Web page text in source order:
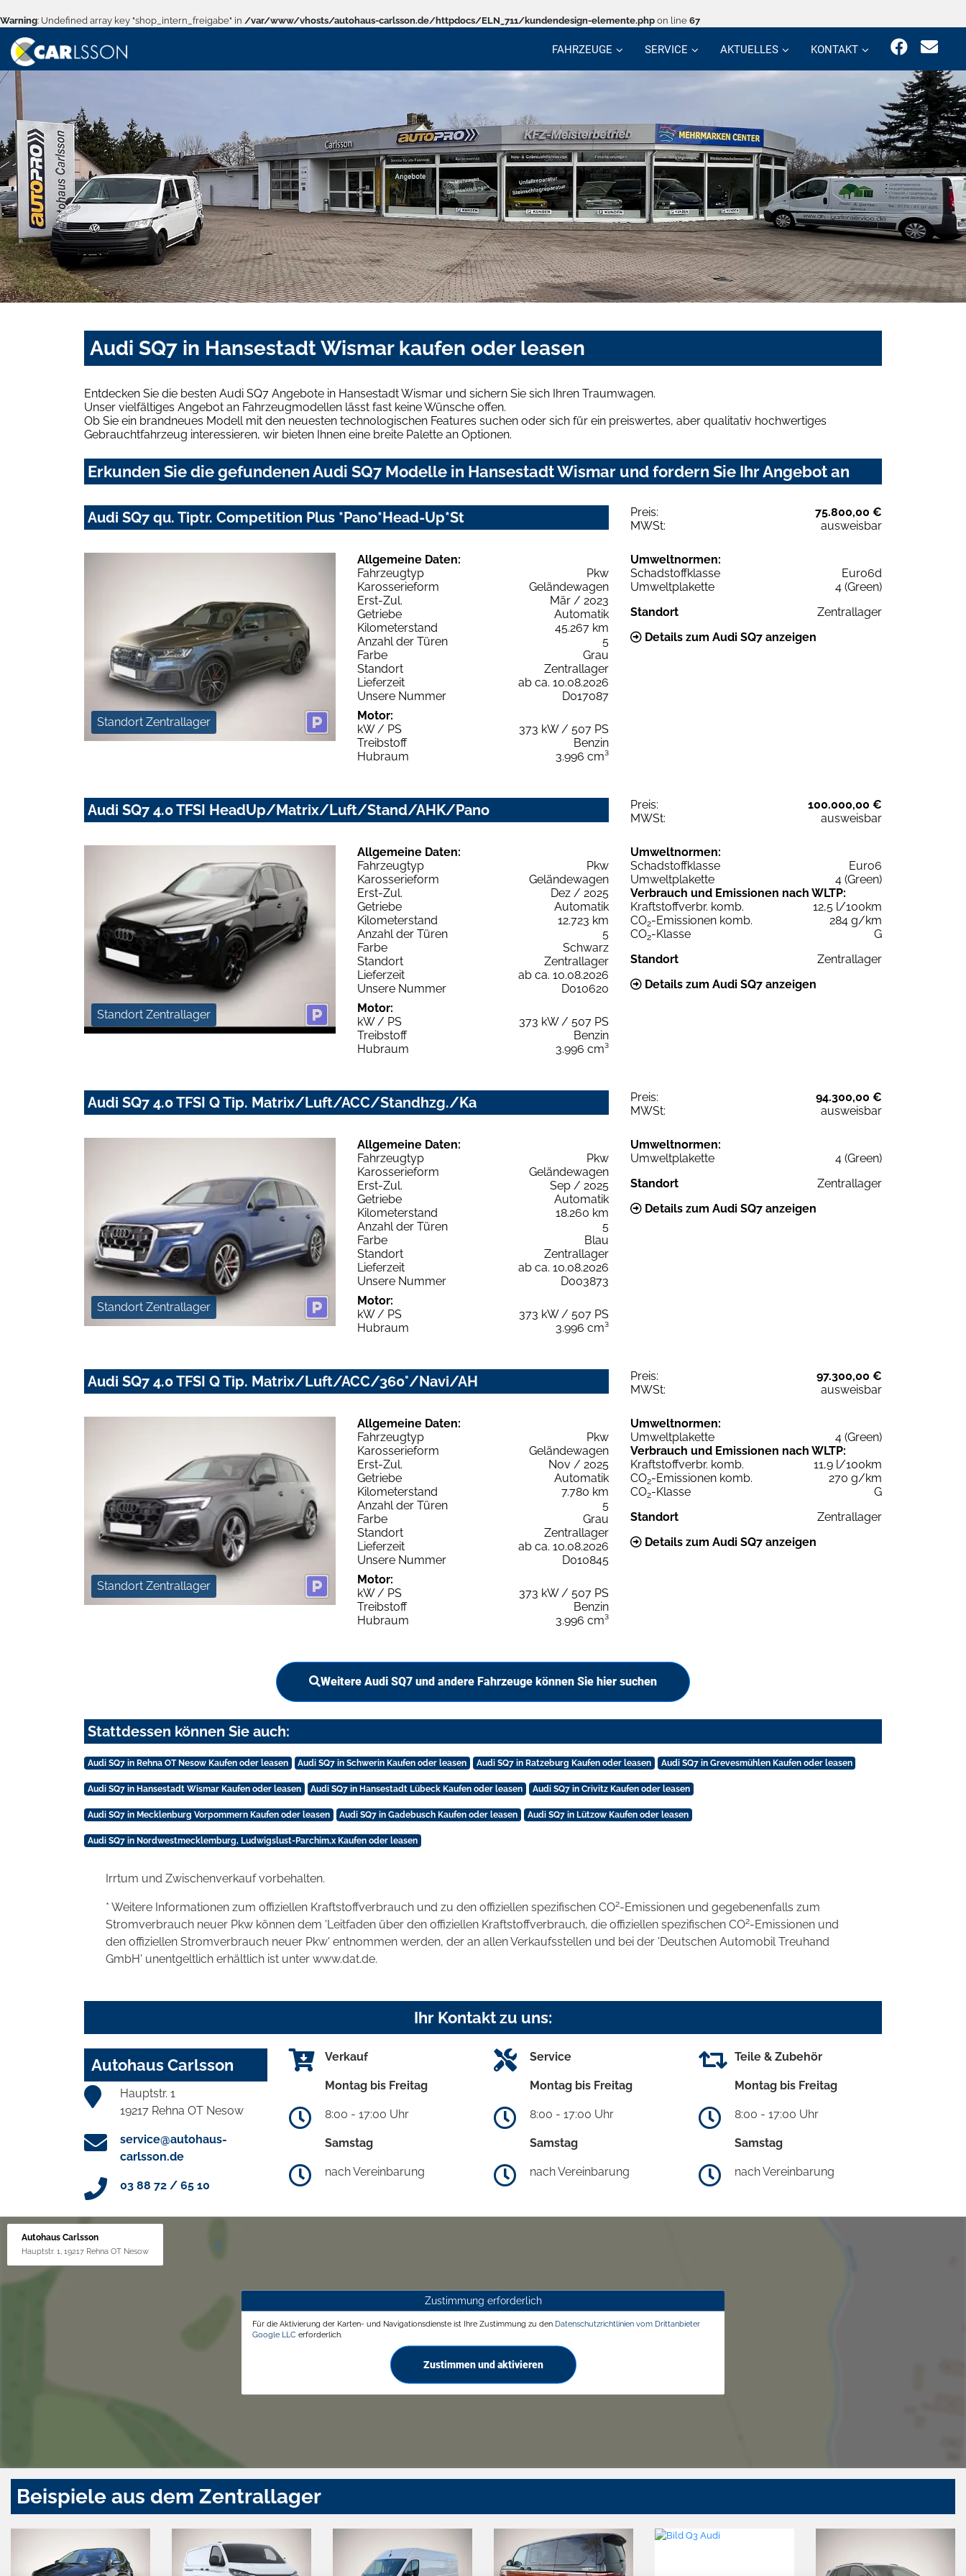
Warning: Undefined array key "shop_intern_freigabe" in /var/www/vhosts/autohaus-carlsson.de/httpdocs/ELN_711/kundendesign-elemente.php on line 67
FAHRZEUGE SERVICE AKTUELLES KONTAKT
Audi SQ7 in Hansestadt Wismar kaufen oder leasen
Entdecken Sie die besten Audi SQ7 Angebote in Hansestadt Wismar und sichern Sie sich Ihren Traumwagen.
Unser vielfältiges Angebot an Fahrzeugmodellen lässt fast keine Wünsche offen.
Ob Sie ein brandneues Modell mit den neuesten technologischen Features suchen oder sich für ein preiswertes, aber qualitativ hochwertiges
Gebrauchtfahrzeug interessieren, wir bieten Ihnen eine breite Palette an Optionen.
Erkunden Sie die gefundenen Audi SQ7 Modelle in Hansestadt Wismar und fordern Sie Ihr Angebot an
Audi SQ7 qu. Tiptr. Competition Plus *Pano*Head-Up*St Preis:
75.800,00 €
MWSt:
ausweisbar
Standort Zentrallager
Allgemeine Daten:
Fahrzeugtyp
Pkw
Karosserieform
Geländewagen
Erst-Zul.
Mär / 2023
Getriebe
Automatik
Kilometerstand
45.267 km
Anzahl der Türen
5
Farbe
Grau
Standort
Zentrallager
Lieferzeit
ab ca. 10.08.2026
Unsere Nummer
D017087
Motor:
kW / PS
373 kW / 507 PS
Treibstoff
Benzin
Hubraum
3.996 cm³
Umweltnormen:
Schadstoffklasse
Euro6d
Umweltplakette
4 (Green)
Standort
Zentrallager
Details zum Audi SQ7 anzeigen
Audi SQ7 4.0 TFSI HeadUp/Matrix/Luft/Stand/AHK/Pano Preis:
100.000,00 €
MWSt:
ausweisbar
Standort Zentrallager
Allgemeine Daten:
Fahrzeugtyp
Pkw
Karosserieform
Geländewagen
Erst-Zul.
Dez / 2025
Getriebe
Automatik
Kilometerstand
12.723 km
Anzahl der Türen
5
Farbe
Schwarz
Standort
Zentrallager
Lieferzeit
ab ca. 10.08.2026
Unsere Nummer
D010620
Motor:
kW / PS
373 kW / 507 PS
Treibstoff
Benzin
Hubraum
3.996 cm³
Umweltnormen:
Schadstoffklasse
Euro6
Umweltplakette
4 (Green)
Verbrauch und Emissionen nach WLTP:
Kraftstoffverbr. komb.
12,5 l/100km
CO2-Emissionen komb.
284 g/km
CO2-Klasse
G
Standort
Zentrallager
Details zum Audi SQ7 anzeigen
Audi SQ7 4.0 TFSI Q Tip. Matrix/Luft/ACC/Standhzg./Ka Preis:
94.300,00 €
MWSt:
ausweisbar
Standort Zentrallager
Allgemeine Daten:
Fahrzeugtyp
Pkw
Karosserieform
Geländewagen
Erst-Zul.
Sep / 2025
Getriebe
Automatik
Kilometerstand
18.260 km
Anzahl der Türen
5
Farbe
Blau
Standort
Zentrallager
Lieferzeit
ab ca. 10.08.2026
Unsere Nummer
D003873
Motor:
kW / PS
373 kW / 507 PS
Hubraum
3.996 cm³
Umweltnormen:
Umweltplakette
4 (Green)
Standort
Zentrallager
Details zum Audi SQ7 anzeigen
Audi SQ7 4.0 TFSI Q Tip. Matrix/Luft/ACC/360°/Navi/AH Preis:
97.300,00 €
MWSt:
ausweisbar
Standort Zentrallager
Allgemeine Daten:
Fahrzeugtyp
Pkw
Karosserieform
Geländewagen
Erst-Zul.
Nov / 2025
Getriebe
Automatik
Kilometerstand
7.780 km
Anzahl der Türen
5
Farbe
Grau
Standort
Zentrallager
Lieferzeit
ab ca. 10.08.2026
Unsere Nummer
D010845
Motor:
kW / PS
373 kW / 507 PS
Treibstoff
Benzin
Hubraum
3.996 cm³
Umweltnormen:
Umweltplakette
4 (Green)
Verbrauch und Emissionen nach WLTP:
Kraftstoffverbr. komb.
11,9 l/100km
CO2-Emissionen komb.
270 g/km
CO2-Klasse
G
Standort
Zentrallager
Details zum Audi SQ7 anzeigen
Weitere Audi SQ7 und andere Fahrzeuge können Sie hier suchen
Stattdessen können Sie auch:
Audi SQ7 in Rehna OT Nesow Kaufen oder leasen Audi SQ7 in Schwerin Kaufen oder leasen Audi SQ7 in Ratzeburg Kaufen oder leasen Audi SQ7 in Grevesmühlen Kaufen oder leasen
Audi SQ7 in Hansestadt Wismar Kaufen oder leasen Audi SQ7 in Hansestadt Lübeck Kaufen oder leasen Audi SQ7 in Crivitz Kaufen oder leasen
Audi SQ7 in Mecklenburg Vorpommern Kaufen oder leasen Audi SQ7 in Gadebusch Kaufen oder leasen Audi SQ7 in Lützow Kaufen oder leasen
Audi SQ7 in Nordwestmecklemburg, Ludwigslust-Parchim,x Kaufen oder leasen
Irrtum und Zwischenverkauf vorbehalten.
* Weitere Informationen zum offiziellen Kraftstoffverbrauch und zu den offiziellen spezifischen CO2-Emissionen und gegebenenfalls zum
Stromverbrauch neuer Pkw können dem 'Leitfaden über den offiziellen Kraftstoffverbrauch, die offiziellen spezifischen CO2-Emissionen und
den offiziellen Stromverbrauch neuer Pkw' entnommen werden, der an allen Verkaufsstellen und bei der 'Deutschen Automobil Treuhand
GmbH' unentgeltlich erhältlich ist unter www.dat.de.
Ihr Kontakt zu uns:
Autohaus Carlsson
Hauptstr. 1
19217 Rehna OT Nesow
service@autohaus-
carlsson.de
03 88 72 / 65 10
Verkauf
Montag bis Freitag
8:00 - 17:00 Uhr
Samstag
nach Vereinbarung
Service
Montag bis Freitag
8:00 - 17:00 Uhr
Samstag
nach Vereinbarung
Teile & Zubehör
Montag bis Freitag
8:00 - 17:00 Uhr
Samstag
nach Vereinbarung
Autohaus Carlsson
Hauptstr. 1, 19217 Rehna OT Nesow
Zustimmung erforderlich
Für die Aktivierung der Karten- und Navigationsdienste ist Ihre Zustimmung zu den Datenschutzrichtlinien vom Drittanbieter
Google LLC erforderlich.
Zustimmen und aktivieren
Beispiele aus dem Zentrallager